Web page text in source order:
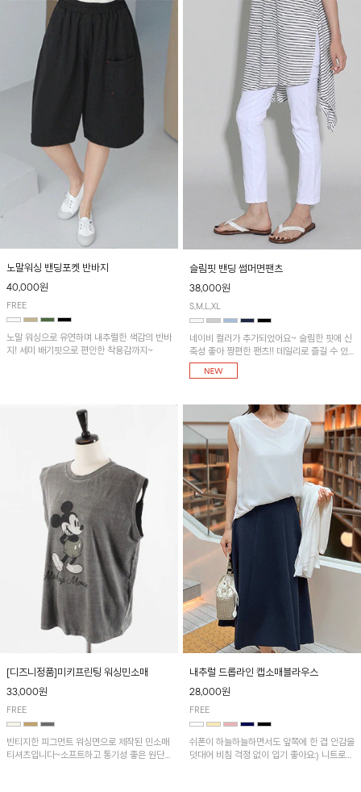
노말워싱 밴딩포켓 반바지
40,000원
FREE
노말 워싱으로 유연하며 내추럴한 색감의 반바
지! 세미 배기핏으로 편안한 착용감까지~
슬림핏 밴딩 썸머면팬츠
38,000원
S,M,L,XL
네이비 컬러가 추가되었어요~ 슬림한 핏에 신
축성 좋아 짱편한 팬츠!! 데일리로 즐길 수 있
는 기본 컬러들로 준비했어요~
[디즈니정품]미키프린팅 워싱민소매
33,000원
FREE
빈티지한 피그먼트 워싱면으로 제작된 민소매
티셔츠입니다~소프트하고 통기성 좋은 원단
내추럴 드롭라인 캡소매블라우스
28,000원
FREE
쉬폰이 하늘하늘하면서도 앞쪽에 한 겹 안감을
덧대어 비침 걱정 없이 입기 좋아요:) 니트로